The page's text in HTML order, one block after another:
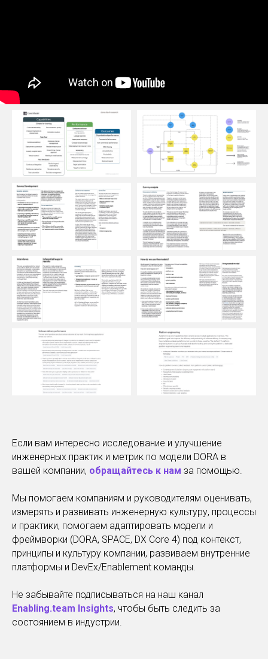
Если вам интересно исследование и улучшение
инженерных практик и метрик по модели DORA в
вашей компании, обращайтесь к нам за помощью.
Мы помогаем компаниям и руководителям оценивать,
измерять и развивать инженерную культуру, процессы
и практики, помогаем адаптировать модели и
фреймворки (DORA, SPACE, DX Core 4) под контекст,
принципы и культуру компании, развиваем внутренние
платформы и DevEx/Enablement команды.
Не забывайте подписываться на наш канал
Enabling.team Insights, чтобы быть следить за
состоянием в индустрии.